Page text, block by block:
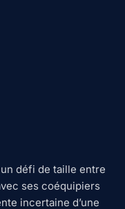
défi de taille entre
ses coéquipiers
incertaine d’une